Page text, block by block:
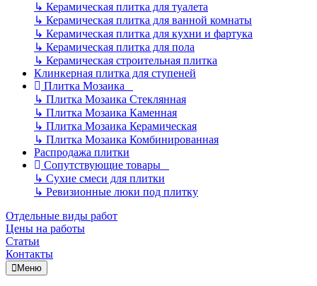
↳ Керамическая плитка для туалета
↳ Керамическая плитка для ванной комнаты
↳ Керамическая плитка для кухни и фартука
↳ Керамическая плитка для пола
↳ Керамическая строительная плитка
Клинкерная плитка для ступеней
Плитка Мозаика
↳ Плитка Мозаика Стеклянная
↳ Плитка Мозаика Каменная
↳ Плитка Мозаика Керамическая
↳ Плитка Мозаика Комбинированная
Распродажа плитки
Сопутствующие товары
↳ Сухие смеси для плитки
↳ Ревизионные люки под плитку
Отдельные виды работ
Цены на работы
Статьи
Контакты
Меню